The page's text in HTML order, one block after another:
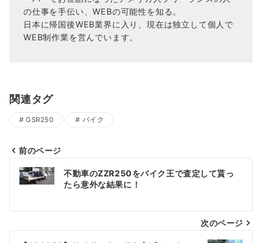
の仕事を手伝い、WEBの可能性を知る。
日本に帰国後WEB業界に入り、現在は独立して個人で
WEB制作業を営んでいます。
関連タグ
GSR250 バイク
投
稿
ナ
ビ
前のページ
不動車のZZR250をバイク王で査定して貰っ
たら意外な結果に！
次のページ